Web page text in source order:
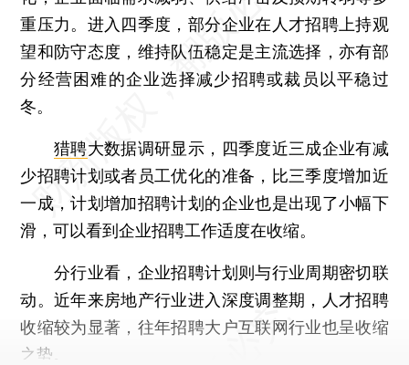
重压力。进入四季度，部分企业在人才招聘上持观
望和防守态度，维持队伍稳定是主流选择，亦有部
分经营困难的企业选择减少招聘或裁员以平稳过
冬。
猎聘大数据调研显示，四季度近三成企业有减
少招聘计划或者员工优化的准备，比三季度增加近
一成，计划增加招聘计划的企业也是出现了小幅下
滑，可以看到企业招聘工作适度在收缩。
分行业看，企业招聘计划则与行业周期密切联
动。近年来房地产行业进入深度调整期，人才招聘
收缩较为显著，往年招聘大户互联网行业也呈收缩
之势。